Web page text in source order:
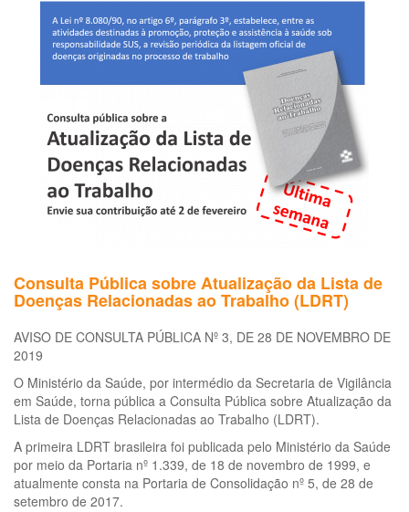
de
Saúde
do
Trabalhador
da
Trabalhadora
Consulta Pública sobre Atualização da Lista de
Doenças Relacionadas ao Trabalho (LDRT)
AVISO DE CONSULTA PÚBLICA Nº 3, DE 28 DE NOVEMBRO DE
2019
O Ministério da Saúde, por intermédio da Secretaria de Vigilância
em Saúde, torna pública a Consulta Pública sobre Atualização da
Lista de Doenças Relacionadas ao Trabalho (LDRT).
A primeira LDRT brasileira foi publicada pelo Ministério da Saúde
por meio da Portaria nº 1.339, de 18 de novembro de 1999, e
atualmente consta na Portaria de Consolidação nº 5, de 28 de
setembro de 2017.